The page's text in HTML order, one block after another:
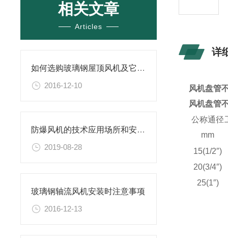
相关文章
Articles
如何选购玻璃钢屋顶风机及它的使用
2016-12-10
防爆风机的技术应用场所和安装说明
2019-08-28
玻璃钢轴流风机安装时注意事项
2016-12-13
详
风机盘管
风机盘管
公称通径
mm
15(1/2″)
20(3/4″)
25(1″)